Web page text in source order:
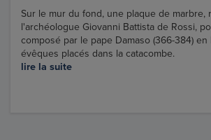
Sur le mur du fond, une plaque de marbre,
l'archéologue Giovanni Battista de Rossi,
composé par le pape Damaso (366-384)
évêques placés dans la catacombe.
lire la suite